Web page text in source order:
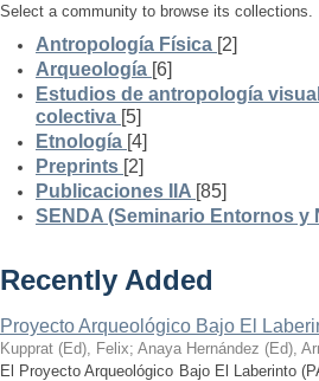
Select a community to browse its collections.
Antropología Física [2]
Arqueología [6]
Estudios de antropología
colectiva [5]
Etnología [4]
Preprints [2]
Publicaciones IIA [85]
SENDA (Seminario Entornos y
Recently Added
Proyecto Arqueológico Bajo El
Kupprat (Ed), Felix; Anaya Hernández (Ed),
El Proyecto Arqueológico Bajo El Laberinto